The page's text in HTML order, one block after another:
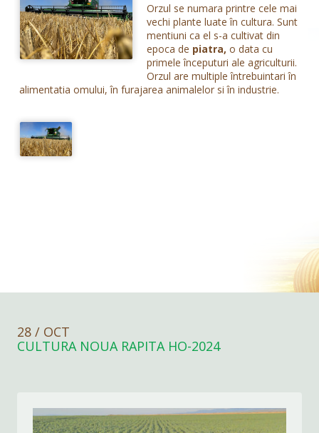
Orzul se numara printre cele mai
vechi plante luate în cultura. Sunt
mentiuni ca el s-a cultivat din
epoca de piatra, o data cu
primele începuturi ale agriculturii.
Orzul are multiple întrebuintari în
alimentatia omului, în furajarea animalelor si în industrie.
28 / OCT
CULTURA NOUA RAPITA HO-2024